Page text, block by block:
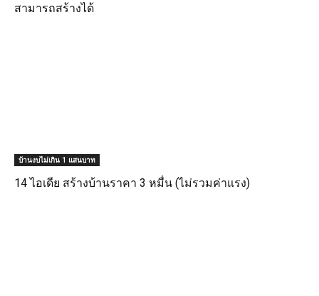
สามารถสร้างได้
บ้านงบไม่เกิน 1 แสนบาท
14 ไอเดีย สร้างบ้านราคา 3 หมื่น (ไม่รวมค่าแรง)